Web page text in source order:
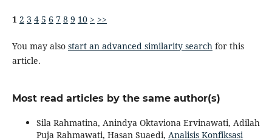
1 2 3 4 5 6 7 8 9 10 > >>
You may also start an advanced similarity search for this
article.
Most read articles by the same author(s)
Sila Rahmatina, Anindya Oktaviona Ervinawati, Adilah
Puja Rahmawati, Hasan Suaedi, Analisis Konfiksasi